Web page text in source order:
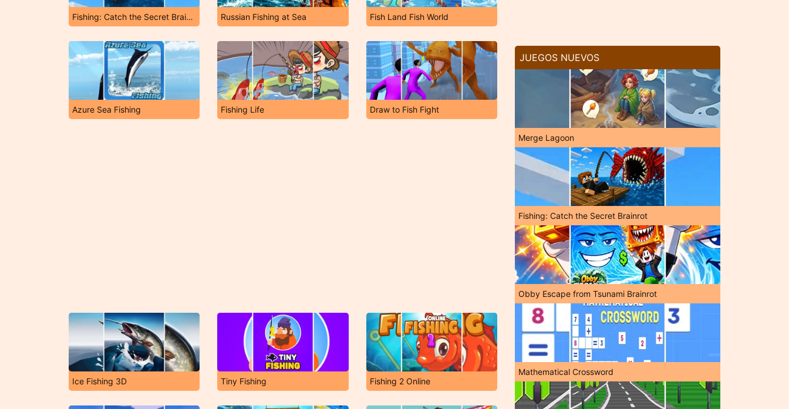
Fishing: Catch the Secret Brainrot Russian Fishing at Sea Fish Land Fish World
Azure Sea Fishing Fishing Life Draw to Fish Fight
Ice Fishing 3D Tiny Fishing Fishing 2 Online
JUEGOS NUEVOS
Merge Lagoon
Fishing: Catch the Secret Brainrot
Obby Escape from Tsunami Brainrot
Mathematical Crossword